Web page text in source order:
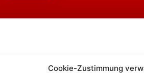
Cookie-Zustimmung